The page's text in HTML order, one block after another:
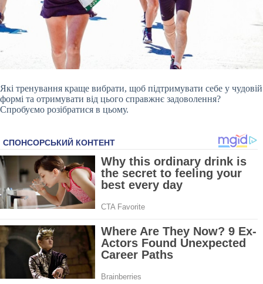
Які тренування краще вибрати, щоб підтримувати себе у чудовій
формі та отримувати від цього справжнє задоволення?
Спробуємо розібратися в цьому.